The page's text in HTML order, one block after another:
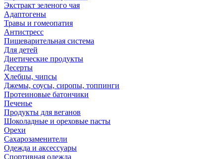
Экстракт зеленого чая
Адаптогены
Травы и гомеопатия
Антистресс
Пищеварительная система
Для детей
Диетические продукты
Десерты
Хлебцы, чипсы
Джемы, соусы, сиропы, топпинги
Протеиновые батончики
Печенье
Продукты для веганов
Шоколадные и ореховые пасты
Орехи
Сахарозаменители
Одежда и аксессуары
Спортивная одежда